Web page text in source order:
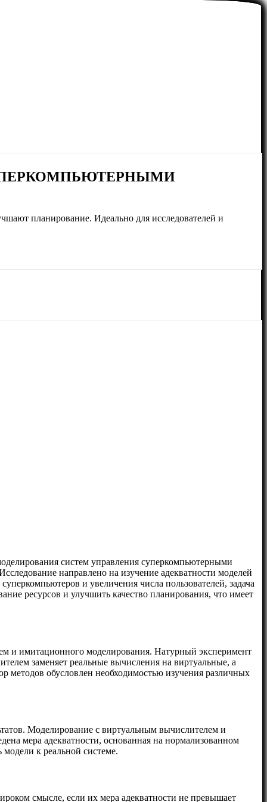
планирование. Идеально для исследователей и
систем управления суперкомпьютерными
направлено на изучение адекватности моделей
и увеличения числа пользователей, задача
ресурсов и улучшить качество планирования, что имеет
и имитационного моделирования. Натурный эксперимент
заменяет реальные вычисления на виртуальные, а
обусловлен необходимостью изучения различных
Моделирование с виртуальным вычислителем и
мера адекватности, основанная на нормализованном
к реальной системе.
смысле, если их мера адекватности не превышает